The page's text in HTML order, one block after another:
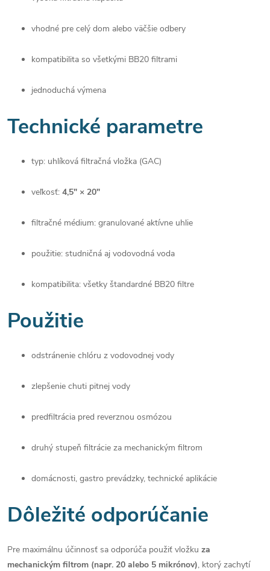
vhodné pre celý dom alebo väčšie odbery
kompatibilita so všetkými BB20 filtrami
jednoduchá výmena
Technické parametre
typ: uhlíková filtračná vložka (GAC)
veľkosť: 4,5″ × 20″
filtračné médium: granulované aktívne uhlie
použitie: studničná aj vodovodná voda
kompatibilita: všetky štandardné BB20 filtre
Použitie
odstránenie chlóru z vodovodnej vody
zlepšenie chuti pitnej vody
predfiltrácia pred reverznou osmózou
druhý stupeň filtrácie za mechanickým filtrom
domácnosti, gastro prevádzky, technické aplikácie
Dôležité odporúčanie
Pre maximálnu účinnosť sa odporúča použiť vložku za
mechanickým filtrom (napr. 20 alebo 5 mikrónov), ktorý zachytí